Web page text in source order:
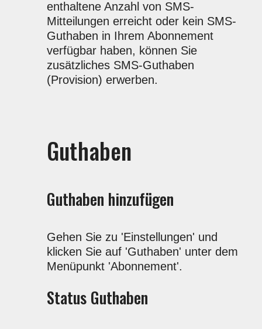
enthaltene Anzahl von SMS-
Mitteilungen erreicht oder kein SMS-
Guthaben in Ihrem Abonnement
verfügbar haben, können Sie
zusätzliches SMS-Guthaben
(Provision) erwerben.
Guthaben
Guthaben hinzufügen
Gehen Sie zu 'Einstellungen' und
klicken Sie auf 'Guthaben' unter dem
Menüpunkt 'Abonnement'.
Status Guthaben